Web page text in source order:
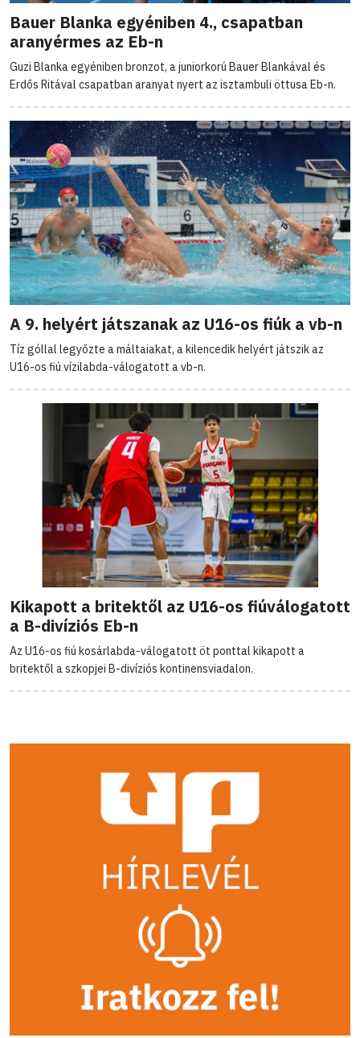
Bauer Blanka egyéniben 4., csapatban
aranyérmes az Eb-n
Guzi Blanka egyéniben bronzot, a juniorkorú Bauer Blankával és
Erdős Ritával csapatban aranyat nyert az isztambuli öttusa Eb-n.
A 9. helyért játszanak az U16-os fiúk a vb-n
Tíz góllal legyőzte a máltaiakat, a kilencedik helyért játszik az
U16-os fiú vízilabda-válogatott a vb-n.
Kikapott a britektől az U16-os fiúválogatott
a B-divíziós Eb-n
Az U16-os fiú kosárlabda-válogatott öt ponttal kikapott a
britektől a szkopjei B-divíziós kontinensviadalon.